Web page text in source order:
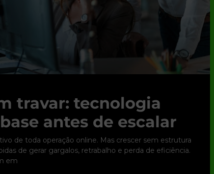
travar: tecnologia
antes de escalar
de toda operação online. Mas crescer sem estrutura
de gerar gargalos, retrabalho e perda de eficiência.
em